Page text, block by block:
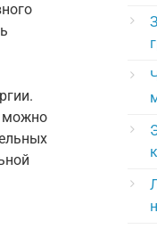
можно